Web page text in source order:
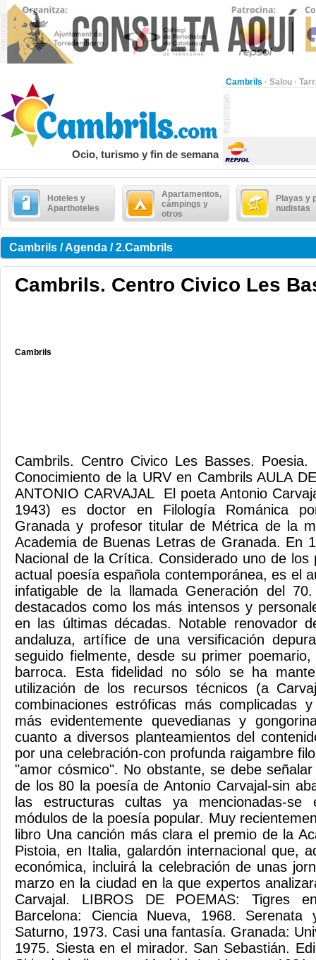
Cambrils · Salou ·
Ocio, turismo y fin de semana
Hoteles y
Aparthoteles
Apartamentos,
cámpings y
otros
Playas y
nudistas
Cambrils / Agenda / 2.Cambrils
Cambrils. Centro Civico Les
Cambrils
Cambrils. Centro Civico Les Basses.
Conocimiento de la URV en Cambrils AULA
ANTONIO CARVAJAL El poeta Antonio
1943) es doctor en Filología Románica
Granada y profesor titular de Métrica de la
Academia de Buenas Letras de Granada. En
Nacional de la Crítica. Considerado uno de los
actual poesía española contemporánea, es el
infatigable de la llamada Generación del
destacados como los más intensos y
en las últimas décadas. Notable renovador
andaluza, artífice de una versificación
seguido fielmente, desde su primer
barroca. Esta fidelidad no sólo se ha
utilización de los recursos técnicos (a
combinaciones estróficas más complicadas
más evidentemente quevedianas y
cuanto a diversos planteamientos del
por una celebración-con profunda raigambre
"amor cósmico". No obstante, se debe
de los 80 la poesía de Antonio Carvajal-sin
las estructuras cultas ya mencionadas-se
módulos de la poesía popular. Muy
libro Una canción más clara el premio de la
Pistoia, en Italia, galardón internacional que,
económica, incluirá la celebración de unas
marzo en la ciudad en la que expertos
Carvajal. LIBROS DE POEMAS: Tigres
Barcelona: Ciencia Nueva, 1968. Serenata
Saturno, 1973. Casi una fantasía. Granada:
1975. Siesta en el mirador. San Sebastián.